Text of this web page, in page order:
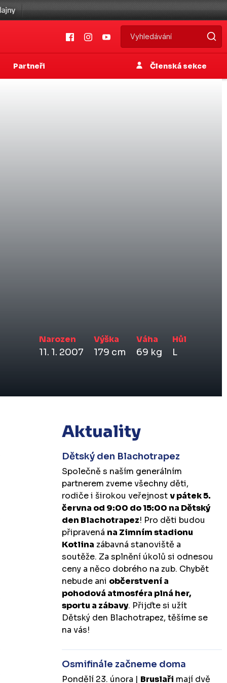
Partneři Členská sekce
Narozen
11. 1. 2007
Výška
179 cm
Váha
69 kg
Hůl
L
Aktuality
Dětský den Blachotrapez
Společně s naším generálním
partnerem zveme všechny děti,
rodiče i širokou veřejnostv pátek 5.
června od 9:00 do 15:00 na Dětský
den Blachotrapez! Pro děti budou
připravená na Zimním stadionu
Kotlina zábavná stanoviště a
soutěže. Za splnění úkolů si odnesou
ceny a něco dobrého na zub. Chybět
nebude ani občerstvení a
pohodová atmosféra plná her,
sportu a zábavy. Přijďte si užít
Dětský den Blachotrapez, těšíme se
na vás!
Osmifinále začneme doma
Pondělí 23. února | Bruslaři mají dvě